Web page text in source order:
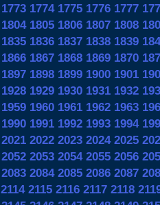
1773 1774 1775 1776 1777
1804 1805 1806 1807 1808
1835 1836 1837 1838 1839
1866 1867 1868 1869 1870
1897 1898 1899 1900 1901
1928 1929 1930 1931 1932
1959 1960 1961 1962 1963
1990 1991 1992 1993 1994
2021 2022 2023 2024 2025
2052 2053 2054 2055 2056
2083 2084 2085 2086 2087
2114 2115 2116 2117 2118